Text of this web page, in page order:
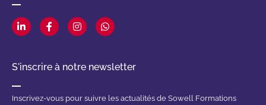
S'inscrire à notre newsletter
Inscrivez-vous pour suivre les actualités de Sowell Formations